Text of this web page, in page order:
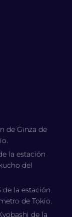
de Ginza de
la estación
del
de la estación
de Tokio.
de la